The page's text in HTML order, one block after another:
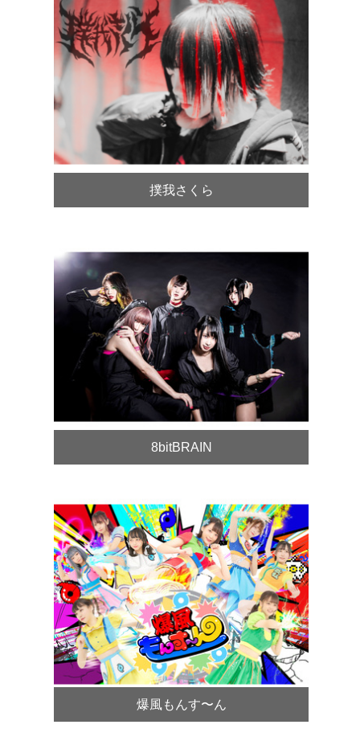
撲我さくら
8bitBRAIN
爆風もんす〜ん